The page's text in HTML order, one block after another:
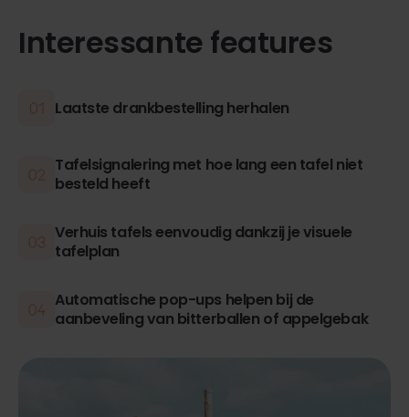
Interessante features
Laatste drankbestelling herhalen
Tafelsignalering met hoe lang een tafel niet
besteld heeft
Verhuis tafels eenvoudig dankzij je visuele
tafelplan
Automatische pop-ups helpen bij de
aanbeveling van bitterballen of appelgebak